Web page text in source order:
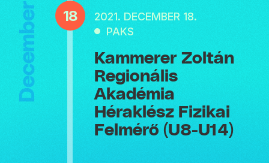
December 18
2021. DECEMBER 18.
PAKS
Kammerer Zoltán
Regionális
Akadémia
Héraklész Fizikai
Felmérő (U8-U14)